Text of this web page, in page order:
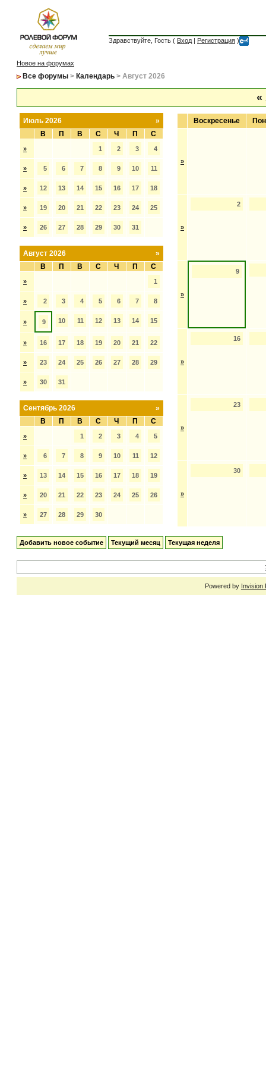
Здравствуйте, Гость ( Вход | Регистрация )
Новое на форумах
Все форумы > Календарь > Август 2026
«
»
Июль 2026
В
П В С Ч П С
» 1 2 3 4
» 5 6 7 8 9 10 11
» 12 13 14 15 16 17 18
» 19 20 21 22 23 24 25
» 26 27 28 29 30 31
»
Август 2026
В
П В С Ч П С
» 1
» 2 3 4 5 6 7 8
» 9 10 11 12 13 14 15
» 16 17 18 19 20 21 22
» 23 24 25 26 27 28 29
» 30 31
»
Сентябрь 2026
В
П В С Ч П С
» 1 2 3 4 5
» 6 7 8 9 10 11 12
» 13 14 15 16 17 18 19
» 20 21 22 23 24 25 26
» 27 28 29 30
Воскресенье
»
»
2
»
9
»
16
»
23
»
30
Добавить новое событие Текущий месяц Текущая неделя
Powered by Invision